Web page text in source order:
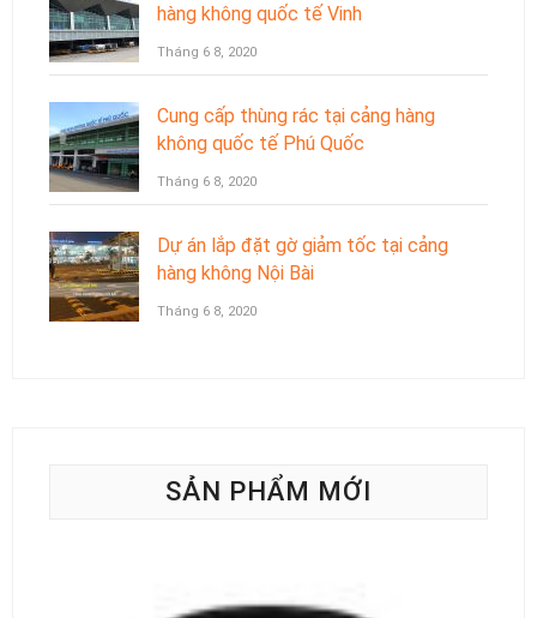
hàng không quốc tế Vinh
Tháng 6 8, 2020
Cung cấp thùng rác tại cảng hàng
không quốc tế Phú Quốc
Tháng 6 8, 2020
Dự án lắp đặt gờ giảm tốc tại cảng
hàng không Nội Bài
Tháng 6 8, 2020
SẢN PHẨM MỚI